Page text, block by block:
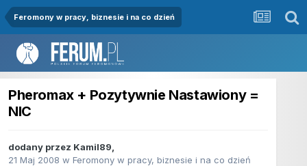
Feromony w pracy, biznesie i na co dzień
Pheromax + Pozytywnie Nastawiony =
NIC
dodany przez Kamil89,
21 Maj 2008 w Feromony w pracy, biznesie i na co dzień